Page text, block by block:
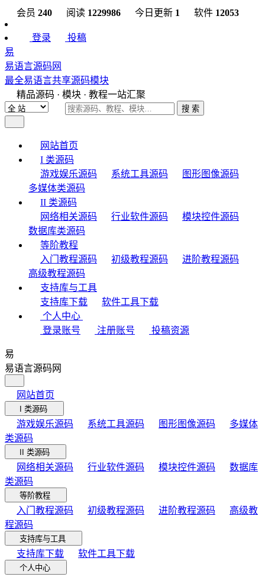
会员 240 阅读 1229986 今日更新 1 软件 12053
登录
投稿
易
易语言源码网
最全易语言共享源码模块
精品源码 · 模块 · 教程一站汇聚
搜 索
网站首页
I 类源码
游戏娱乐源码
系统工具源码
图形图像源码
多媒体类源码
II 类源码
网络相关源码
行业软件源码
模块控件源码
数据库类源码
等阶教程
入门教程源码
初级教程源码
进阶教程源码
高级教程源码
支持库与工具
支持库下载
软件工具下载
个人中心
登录账号
注册账号 投稿资源
易
易语言源码网
网站首页
I 类源码
游戏娱乐源码 系统工具源码 图形图像源码
多媒体
类源码
II 类源码
网络相关源码 行业软件源码 模块控件源码
数据库
类源码
等阶教程
入门教程源码 初级教程源码 进阶教程源码
高级教
程源码
支持库与工具
支持库下载 软件工具下载
个人中心